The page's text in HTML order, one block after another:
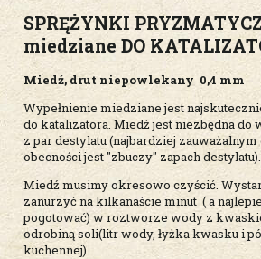
SPRĘŻYNKI
miedziane DO
Miedź, drut niepowlekany 0,4 mm
Wypełnienie miedziane jest
do katalizatora. Miedź jest niezbędna do
z par destylatu (najbardziej
obecności jest "zbuczy" zapach destylatu).
Miedź musimy okresowo czyścić.
zanurzyć na kilkanaście minut ( a
pogotować) w roztworze wody z
odrobiną soli(litr wody, łyżka kwasku i
kuchennej).